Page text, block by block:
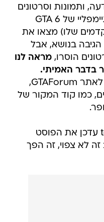
ותמונות וסרטונים
שמציגים למעלה משעה של גיימפליי של GTA 6
שלו) מצאו את
בנושא, אבל
הוסרו,מראה לנו
בדבר האמיתי.
ההאקר הדליף את החומרים לאתר GTAForum,
כמו קוד המקור של
ההאקר teapotuberhacker עדכן את הפוסט
זה לא צפוי, זה הפך